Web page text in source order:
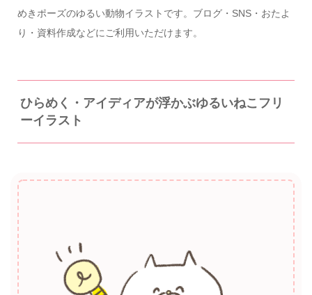
めきポーズのゆるい動物イラストです。ブログ・SNS・おたよ
り・資料作成などにご利用いただけます。
ひらめく・アイディアが浮かぶゆるいねこフリ
ーイラスト